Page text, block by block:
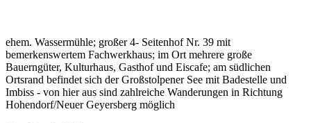
ehem. Wassermühle; großer 4- Seitenhof Nr. 39 mit
bemerkenswertem Fachwerkhaus; im Ort mehrere große
Bauerngüter, Kulturhaus, Gasthof und Eiscafe; am südlichen
Ortsrand befindet sich der Großstolpener See mit Badestelle und
Imbiss - von hier aus sind zahlreiche Wanderungen in Richtung
Hohendorf/Neuer Geyersberg möglich